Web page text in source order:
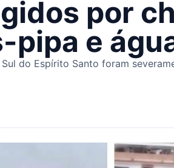
por
pipa e
do Espírito Santo foram